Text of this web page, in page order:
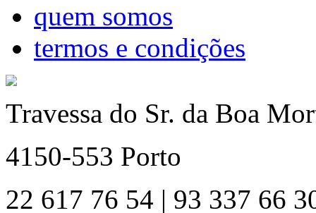
quem somos
termos e condições
Travessa do Sr. da Boa
4150-553 Porto
22 617 76 54 | 93 337 66